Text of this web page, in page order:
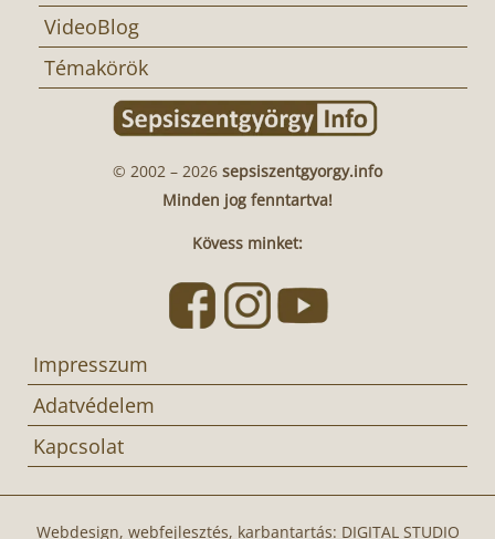
VideoBlog
Témakörök
© 2002 – 2026 sepsiszentgyorgy.info
Minden jog fenntartva!
Kövess minket:
Impresszum
Adatvédelem
Kapcsolat
Webdesign, webfejlesztés, karbantartás: DIGITAL STUDIO